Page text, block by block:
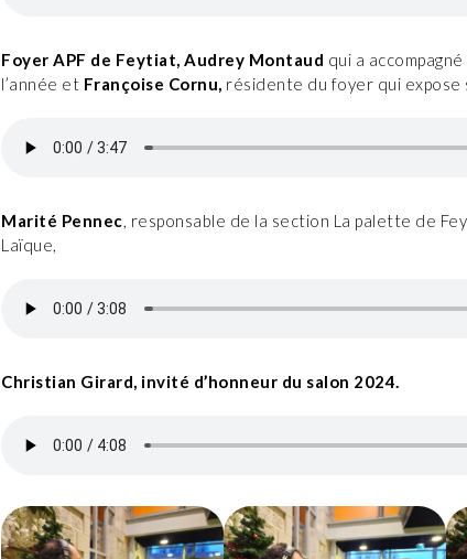
Foyer APF de Feytiat, Audrey Montaud qui a
l’année et Françoise Cornu, résidente du foyer qui expose
Marité Pennec, responsable de la section La palette de
Laïque,
Christian Girard, invité d’honneur du salon 2024.